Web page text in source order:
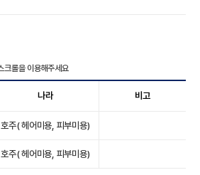
나라 비고
호주( 헤어미용, 피부미용)
호주( 헤어미용, 피부미용)